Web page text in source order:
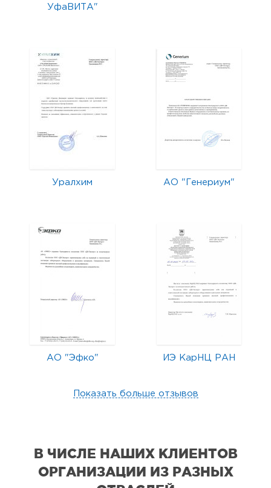
УфаВИТА"
Уралхим АО "Генериум"
АО "Эфко" ИЭ КарНЦ РАН
Показать больше отзывов
В ЧИСЛЕ НАШИХ КЛИЕНТОВ
ОРГАНИЗАЦИИ ИЗ РАЗНЫХ